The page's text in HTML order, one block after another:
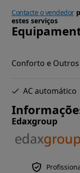
Contacte o vendedor
estes serviços
Conforto e
AC automático
Edaxgroup